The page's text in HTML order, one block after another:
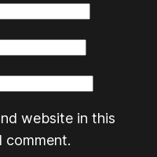
website in this
comment.